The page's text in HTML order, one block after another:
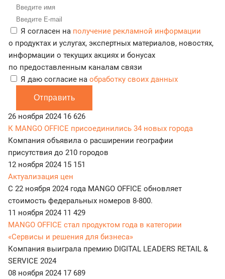
Я согласен на получение рекламной информации
о продуктах и услугах, экспертных материалов, новостях,
информации о текущих акциях и бонусах
по предоставленным каналам связи
Я даю согласие на обработку своих данных
Отправить
26 ноября 2024 16 626
К MANGO OFFICE присоединились 34 новых города
Компания объявила о расширении географии
присутствия до 210 городов
12 ноября 2024 15 151
Актуализация цен
С 22 ноября 2024 года MANGO OFFICE обновляет
стоимость федеральных номеров 8-800.
11 ноября 2024 11 429
MANGO OFFICE стал продуктом года в категории
«Сервисы и решения для бизнеса»
Компания выиграла премию DIGITAL LEADERS RETAIL &
SERVICE 2024
08 ноября 2024 17 689